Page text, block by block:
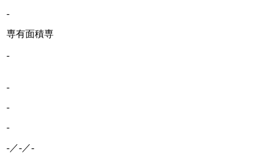
-
専有面積専
-
-
-
-
-／-／-